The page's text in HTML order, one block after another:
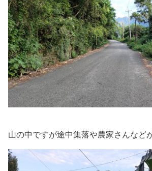
山の中ですが途中集落や農家さんなど